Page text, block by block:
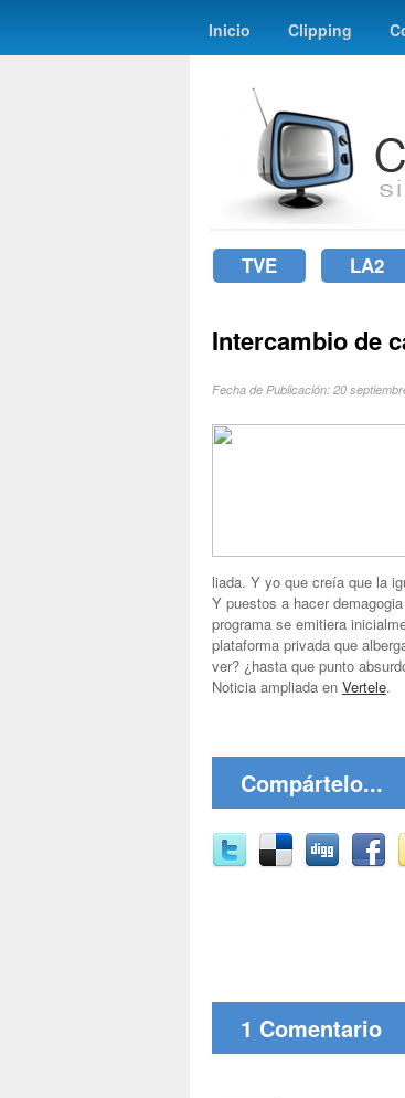
Inicio Clipping
TVE LA2
Intercambio de
Fecha de Publicación: 20
liada. Y yo que creía que la
Y puestos a hacer
programa se emitiera
plataforma privada que
ver? ¿hasta que punto
Noticia ampliada en Vertele.
Compártelo...
1 Comentario